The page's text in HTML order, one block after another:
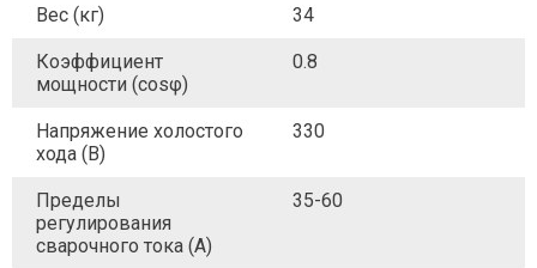
Вес (кг) 34
Коэффициент
мощности (cosφ)
0.8
Напряжение холостого
хода (В)
330
Пределы
регулирования
сварочного тока (A)
35-60